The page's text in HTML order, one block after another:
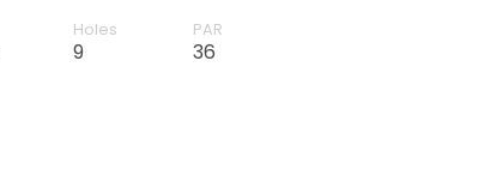
Holes
9
PAR
36